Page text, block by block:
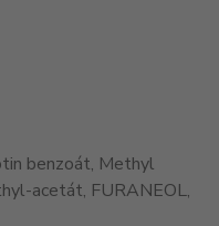
benzoát, Methyl
acetát, FURANEOL,